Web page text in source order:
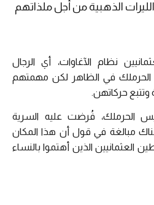
الذهبية من أجل ملذاتهم
نظام الآغاوات، أي الرجال
الحرملك في الظاهر لكن مهمتهم
وتتبع حركاتهن.
الحرملك، فُرضت عليه السرية
مبالغة في قول أن هذا المكان
العثمانيين الذين أهتموا بالنساء